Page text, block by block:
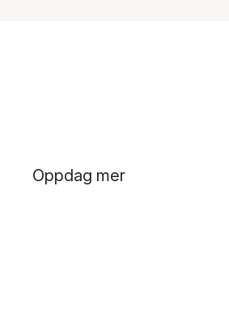
Oppdag mer